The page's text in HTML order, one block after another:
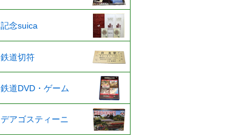
記念suica
鉄道切符
鉄道DVD・ゲーム
デアゴスティーニ